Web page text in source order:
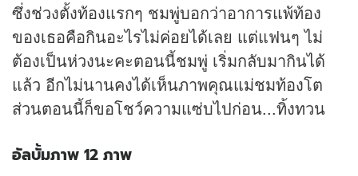
ซึ่งช่วงตั้งท้องแรกๆ ชมพู่บอกว่าอาการแพ้ท้อง
ของเธอคือกินอะไรไม่ค่อยได้เลย แต่แฟนๆ ไม่
ต้องเป็นห่วงนะคะตอนนี้ชมพู่ เริ่มกลับมากินได้
แล้ว อีกไม่นานคงได้เห็นภาพคุณแม่ชมท้องโต
ส่วนตอนนี้ก็ขอโชว์ความแซ่บไปก่อน...ทิ้งทวน
อัลบั้มภาพ 12 ภาพ